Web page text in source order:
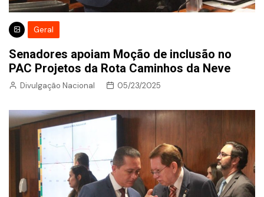
Geral
Senadores apoiam Moção de inclusão no
PAC Projetos da Rota Caminhos da Neve
Divulgação Nacional 05/23/2025